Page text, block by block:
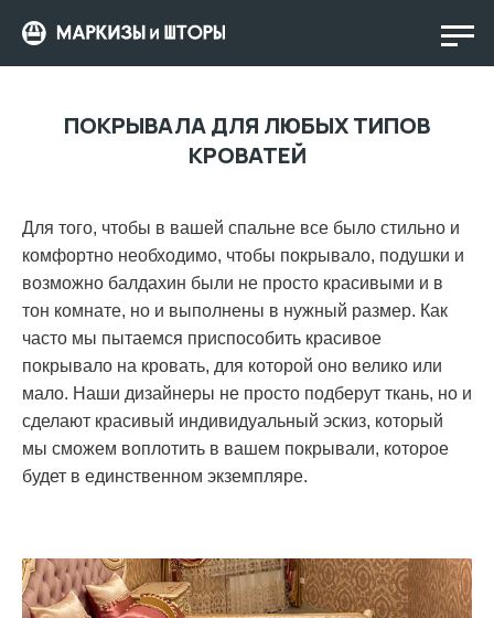
ПОКРЫВАЛА ДЛЯ ЛЮБЫХ ТИПОВ
КРОВАТЕЙ
Для того, чтобы в вашей спальне все было стильно и
комфортно необходимо, чтобы покрывало, подушки и
возможно балдахин были не просто красивыми и в
тон комнате, но и выполнены в нужный размер. Как
часто мы пытаемся приспособить красивое
покрывало на кровать, для которой оно велико или
мало. Наши дизайнеры не просто подберут ткань, но и
сделают красивый индивидуальный эскиз, который
мы сможем воплотить в вашем покрывали, которое
будет в единственном экземпляре.